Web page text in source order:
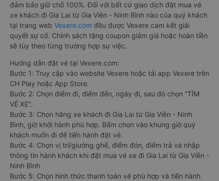
đảm bảo giữ chỗ 100%. Đối với bất cứ giao dịch đặt mua vé
xe khách đi Gia Lai từ Gia Viễn - Ninh Bình nào của quý khách
tại trang web Vexere.com đều được Vexere cam kết giải
quyết sự cố. Chính sách tặng coupon giảm giá hoặc hoàn tiền
sẽ tùy theo từng trường hợp sự việc.
Hướng dẫn đặt vé tại Vexere.com:
Bước 1: Truy cập vào website Vexere hoặc tải app Vexere trên
CH Play hoặc App Store.
Bước 2: Chọn điểm đi, điểm đến, ngày đi, sau đó chọn “TÌM
VÉ XE”.
Bước 3: Chọn hãng xe khách đi Gia Lai từ Gia Viễn - Ninh
Bình, giờ khởi hành phù hợp. Bấm chọn vào khung giờ quý
khách muốn đi để tiến hành đặt vé.
Bước 4: Chọn vị trí/giường ghế, điểm đón, điểm trả và nhập
thông tin hành khách khi đặt mua vé xe đi Gia Lai từ Gia Viễn -
Ninh Bình
Bước 5: Chọn hình thức thanh toán vé phù hợp và tiến hành